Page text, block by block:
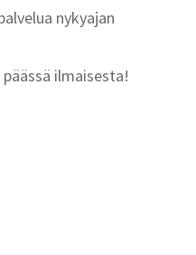
nykyajan
ilmaisesta!